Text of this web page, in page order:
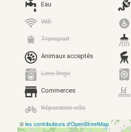
Eau
Wifi
Transport
Animaux acceptés
Lave-linge
Commerces
Réparation vélo
©les contributeurs d’OpenStreetMap